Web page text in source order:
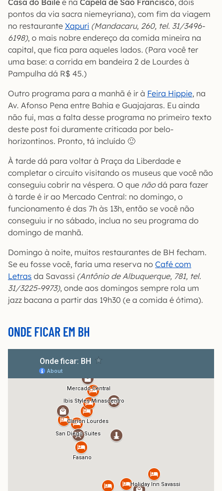
Casa do Baile e na Capela de São Francisco, dois
pontos da via sacra niemeyriana), com fim da viagem
no restaurante Xapuri (Mandacaru, 260, tel. 31/3496-
6198), o mais nobre endereço da comida mineira na
capital, que fica para aqueles lados. (Para você ter
uma base: a corrida em bandeira 2 de Lourdes à
Pampulha dá R$ 45.)
Outro programa para a manhã é ir à Feira Hippie, na
Av. Afonso Pena entre Bahia e Guajajaras. Eu ainda
não fui, mas a falta desse programa no primeiro texto
deste post foi duramente criticada por belo-
horizontinos. Pronto, tá incluído 🙂
À tarde dá para voltar à Praça da Liberdade e
completar o circuito visitando os museus que você não
conseguiu cobrir na véspera. O que nãodá para fazer
à tarde é ir ao Mercado Central: no domingo, o
funcionamento é das 7h às 13h, então se você não
conseguiu ir no sábado, inclua no seu programa do
domingo de manhã.
Domingo à noite, muitos restaurantes de BH fecham.
Se eu fosse você, faria uma reserva no Café com
Letras da Savassi (Antônio de Albuquerque, 781, tel.
31/3225-9973), onde aos domingos sempre rola um
jazz bacana a partir das 19h30 (e a comida é ótima).
ONDE FICAR EM BH